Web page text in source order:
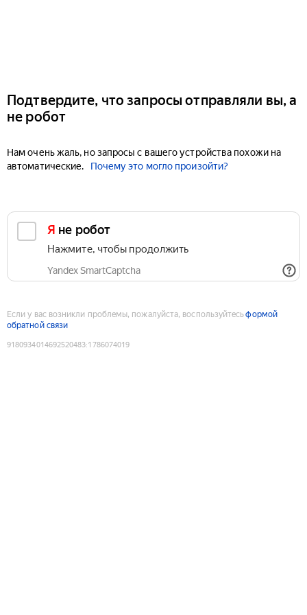
Подтвердите, что запросы отправляли вы, а
не робот
Нам очень жаль, но запросы с вашего устройства похожи на
автоматические.
Почему это могло произойти?
Я не робот
Нажмите, чтобы продолжить
Yandex SmartCaptcha
Если у вас возникли проблемы, пожалуйста, воспользуйтесьформой
обратной связи
9180934014692520483:1786074019